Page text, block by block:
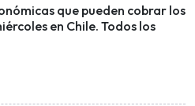
que pueden cobrar los
en Chile. Todos los